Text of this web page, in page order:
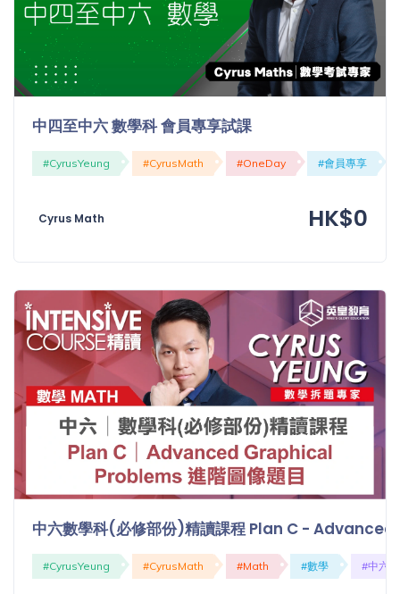
補
習
課
(19)
收費
選
項
「同
時符
合所
有標
籤」
精準
我
的
課
設
密
碼
登出
中四至中六 數學科 會員專享試課
#CyrusYeung #CyrusMath #OneDay #會員專享
Cyrus Math HK$0
中六數學科(必修部份)精讀課程 Plan C -
#CyrusYeung #CyrusMath #Math #數學 #中六